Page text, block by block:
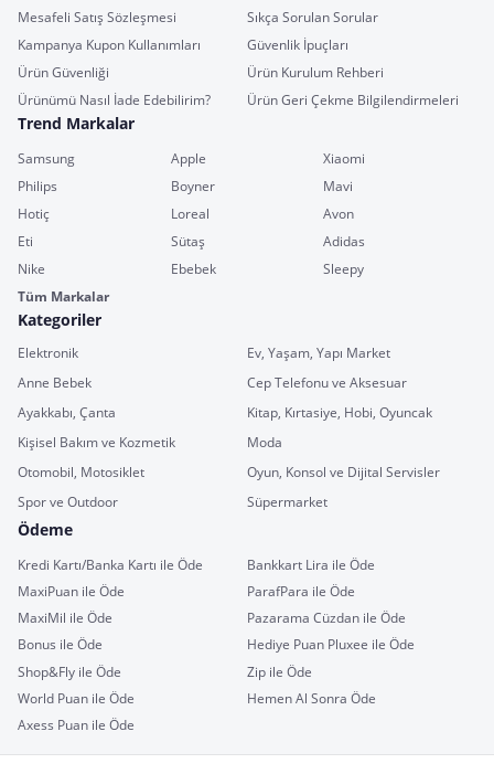
Mesafeli Satış Sözleşmesi
Sıkça Sorulan Sorular
Kampanya Kupon Kullanımları
Güvenlik İpuçları
Ürün Güvenliği
Ürün Kurulum Rehberi
Ürünümü Nasıl İade Edebilirim?
Ürün Geri Çekme Bilgilendirmeleri
Trend Markalar
Samsung Apple
Xiaomi
Philips
Boyner
Mavi
Hotiç
Loreal
Avon
Eti
Sütaş
Adidas
Nike
Ebebek
Sleepy
Tüm Markalar
Kategoriler
Elektronik
Ev, Yaşam, Yapı Market
Anne Bebek
Cep Telefonu ve Aksesuar
Ayakkabı, Çanta
Kitap, Kırtasiye, Hobi, Oyuncak
Kişisel Bakım ve Kozmetik
Moda
Otomobil, Motosiklet
Oyun, Konsol ve Dijital Servisler
Spor ve Outdoor
Süpermarket
Ödeme
Kredi Kartı/Banka Kartı ile Öde
Bankkart Lira ile Öde
MaxiPuan ile Öde
ParafPara ile Öde
MaxiMil ile Öde
Pazarama Cüzdan ile Öde
Bonus ile Öde
Hediye Puan Pluxee ile Öde
Shop&Fly ile Öde
Zip ile Öde
World Puan ile Öde
Hemen Al Sonra Öde
Axess Puan ile Öde